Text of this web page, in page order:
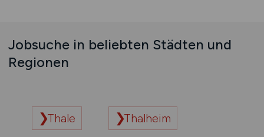
Jobsuche in beliebten Städten und
Regionen
Thale Thalheim